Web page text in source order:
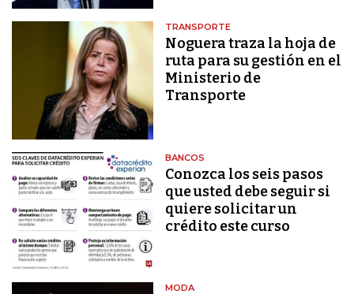
TRANSPORTE
Noguera traza la hoja de
ruta para su gestión en el
Ministerio de
Transporte
BANCOS
Conozca los seis pasos
que usted debe seguir si
quiere solicitar un
crédito este curso
MODA